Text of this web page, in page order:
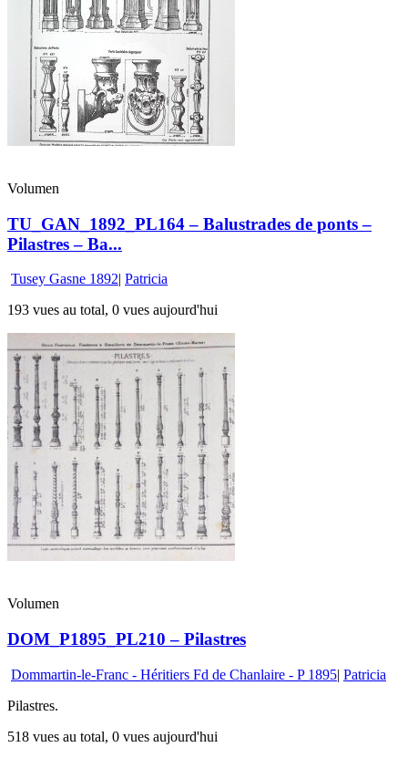
Volumen
TU_GAN_1892_PL164 – Balustrades de ponts –
Pilastres – Ba...
Tusey Gasne 1892 Patricia
193 vues au total, 0 vues aujourd'hui
Volumen
DOM_P1895_PL210 – Pilastres
Dommartin-le-Franc - Héritiers Fd de Chanlaire - P 1895| Patricia
Pilastres.
518 vues au total, 0 vues aujourd'hui